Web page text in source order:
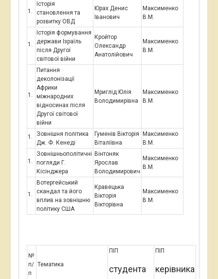
Історія
становлення та
розвитку ОВД
Юрах Денис
Іванович
Максименко
В.М.
Історія формування
держави Ізраїль
після Другої
світової війни
Кройтор
Олександр
Анатолійович
Максименко
В.М.
Питання
деколонізації
Африки
міжнародних
відносинах після
Другої світової
війни
Мриглід Юлія
Володимирівна
Максименко
В.М.
Зовнішня політика
Дж. Ф. Кенеді
Гуменів Вікторія
Віталіївна
Максименко
В.М.
Зовнішньополітичні
погляди Г.
Кісінджера
Вінтоняк
Ярослав
Володимирович
Максименко
В.М.
Вотергейський
скандал та його
вплив на зовнішню
політику США
Кравецька
Вікторія
Вікторівна
Максименко
В.М.
№
п/
п
Тематика
ПІП
студента
ПІП
керівника